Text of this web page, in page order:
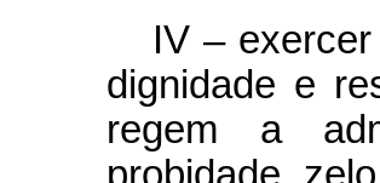
IV –
dignidade e
regem a